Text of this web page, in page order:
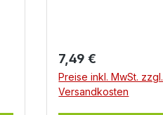
Regulärer Preis:
7,49 €
Preise inkl. MwSt. zzgl.
Versandkosten